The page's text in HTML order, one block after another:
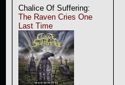
Chalice Of Suffering:
The Raven Cries One
Last Time